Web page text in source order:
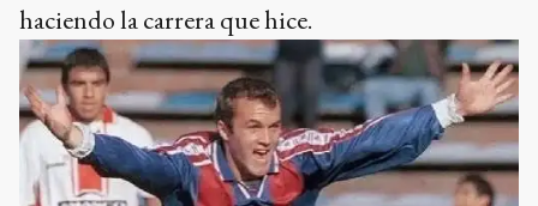
haciendo la carrera que hice.